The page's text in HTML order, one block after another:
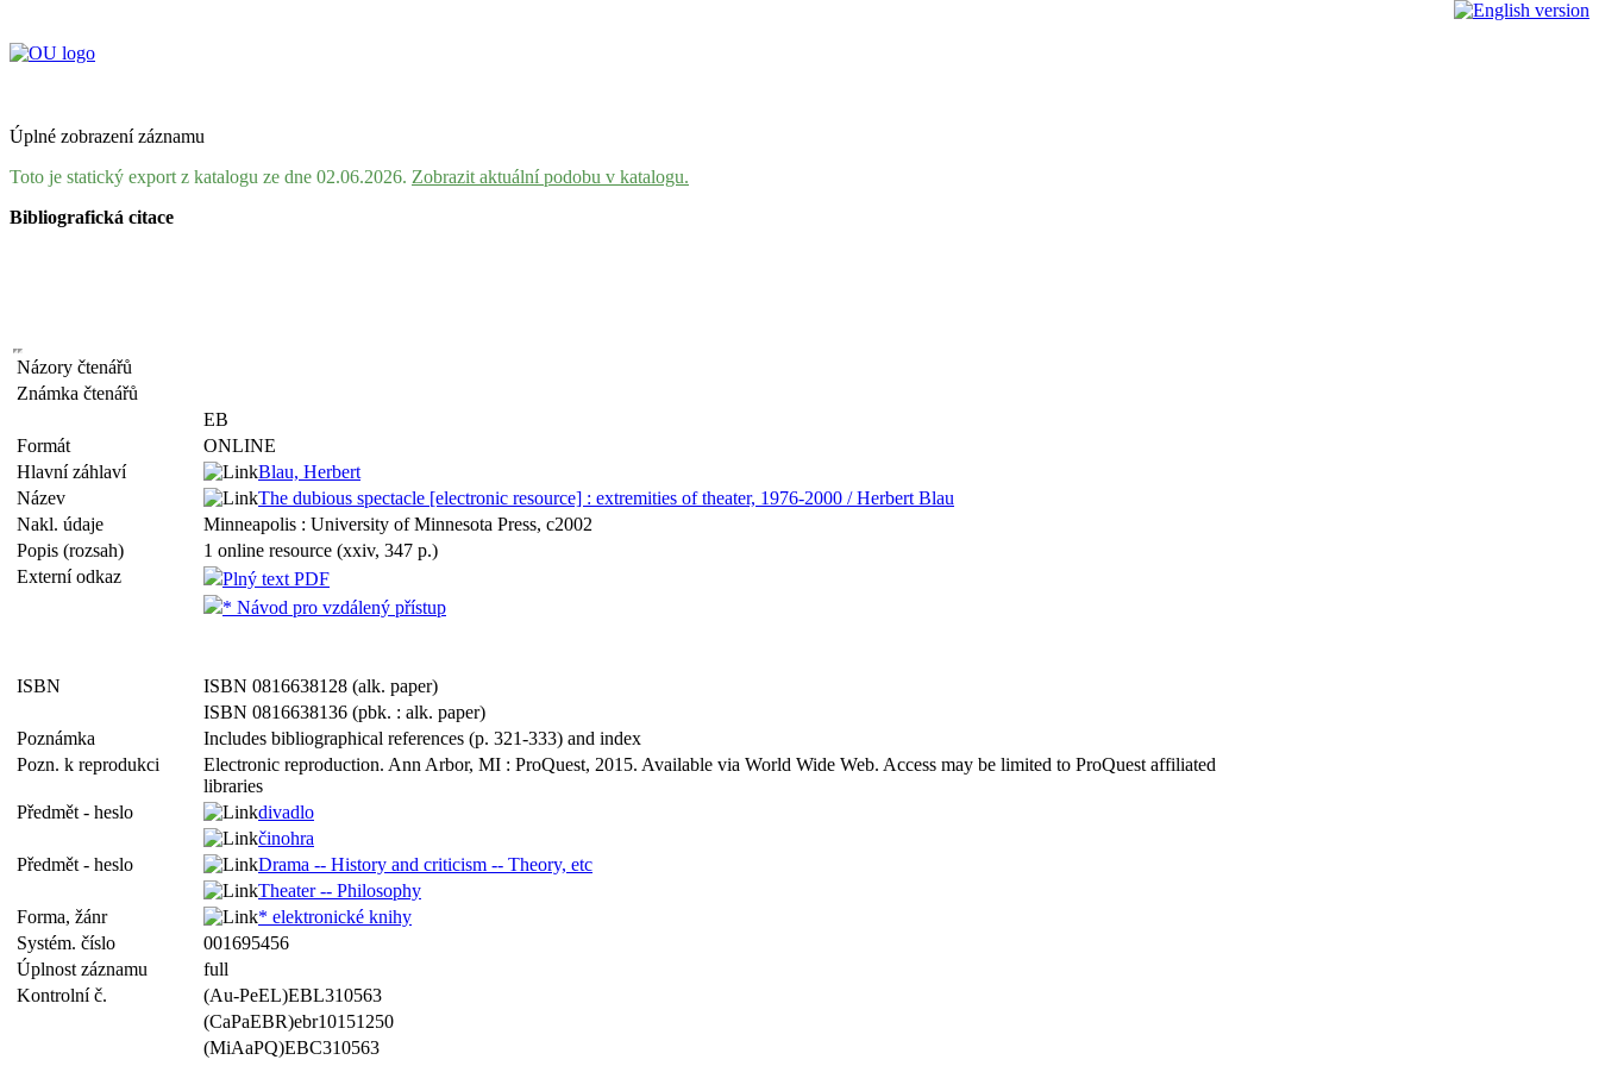
Úplné zobrazení záznamu
Toto je statický export z katalogu ze dne 02.06.2026. Zobrazit aktuální podobu v katalogu.
Bibliografická citace
Názory čtenářů
Známka čtenářů
EB
Formát
ONLINE
Hlavní záhlaví
Blau, Herbert
Název
The dubious spectacle [electronic resource] : extremities of theater, 1976-2000 / Herbert Blau
Nakl. údaje
Minneapolis : University of Minnesota Press, c2002
Popis (rozsah)
1 online resource (xxiv, 347 p.)
Externí odkaz
Plný text PDF
* Návod pro vzdálený přístup
ISBN
ISBN 0816638128 (alk. paper)
ISBN 0816638136 (pbk. : alk. paper)
Poznámka
Includes bibliographical references (p. 321-333) and index
Pozn. k reprodukci
Electronic reproduction. Ann Arbor, MI : ProQuest, 2015. Available via World Wide Web. Access may be limited to ProQuest affiliated
libraries
Předmět - heslo
divadlo
činohra
Předmět - heslo
Drama -- History and criticism -- Theory, etc
Theater -- Philosophy
Forma, žánr
* elektronické knihy
Systém. číslo
001695456
Úplnost záznamu
full
Kontrolní č.
(Au-PeEL)EBL310563
(CaPaEBR)ebr10151250
(MiAaPQ)EBC310563